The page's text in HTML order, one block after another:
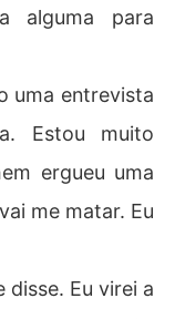
alguma para
uma entrevista
Estou muito
ergueu uma
me matar. Eu
disse. Eu virei a